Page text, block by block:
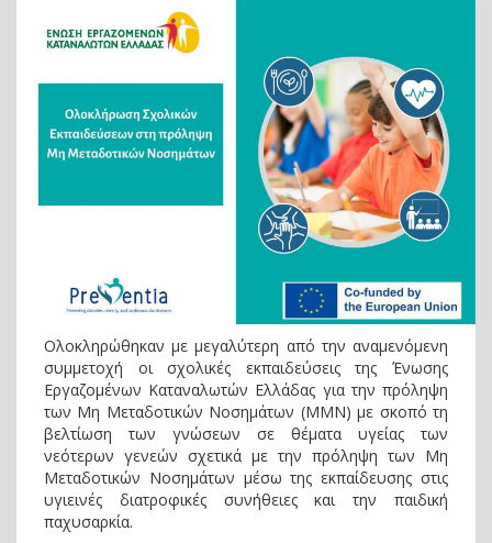
Ολοκληρώθηκαν με μεγαλύτερη από την αναμενόμενη
συμμετοχή οι σχολικές εκπαιδεύσεις της Ένωσης
Εργαζομένων Καταναλωτών Ελλάδας για την πρόληψη
των Μη Μεταδοτικών Νοσημάτων (ΜΜΝ) με σκοπό τη
βελτίωση των γνώσεων σε θέματα υγείας των
νεότερων γενεών σχετικά με την πρόληψη των Μη
Μεταδοτικών Νοσημάτων μέσω της εκπαίδευσης στις
υγιεινές διατροφικές συνήθειες και την παιδική
παχυσαρκία.